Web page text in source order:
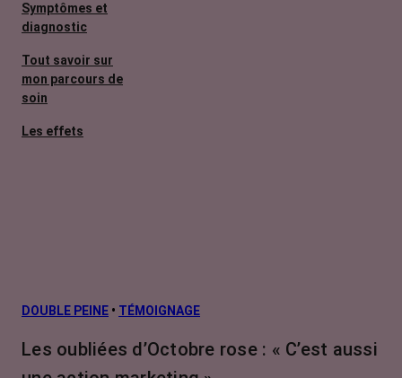
Symptômes et
diagnostic
Tout savoir sur
mon parcours de
soin
Les effets
L’après cancer
Traitements
contre le cancer
DOUBLE PEINE • TÉMOIGNAGE
Les oubliées d’Octobre rose : « C’est aussi